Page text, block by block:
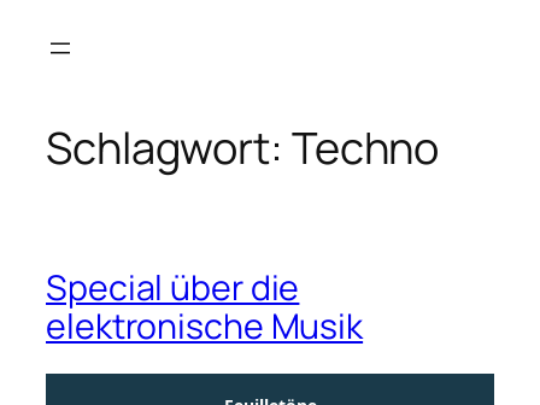
Inhalt
Schlagwort: Techno
Special über die
elektronische Musik